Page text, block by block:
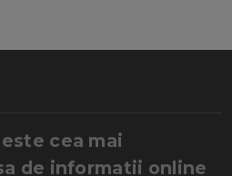
cea mai
de informatii online